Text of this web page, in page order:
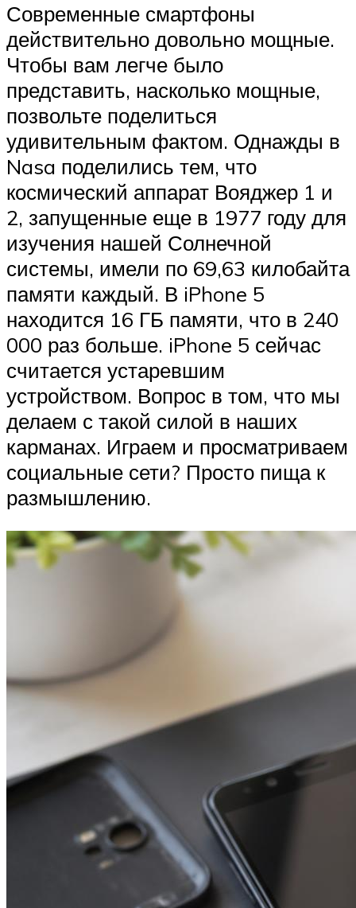
Современные смартфоны
действительно довольно мощные.
Чтобы вам легче было
представить, насколько мощные,
позвольте поделиться
удивительным фактом. Однажды в
Nasa поделились тем, что
космический аппарат Вояджер 1 и
2, запущенные еще в 1977 году для
изучения нашей Солнечной
системы, имели по 69,63 килобайта
памяти каждый. В iPhone 5
находится 16 ГБ памяти, что в 240
000 раз больше. iPhone 5 сейчас
считается устаревшим
устройством. Вопрос в том, что мы
делаем с такой силой в наших
карманах. Играем и просматриваем
социальные сети? Просто пища к
размышлению.